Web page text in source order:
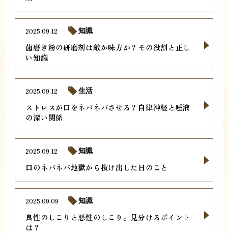
歯磨き粉の研磨剤は敵か味方か？その役割と正し
い知識
2025.09.12 知識
ストレスが口をネバネバさせる？自律神経と唾液
の深い関係
2025.09.12 生活
口のネバネバ地獄から抜け出した日のこと
2025.09.12 知識
良性のしこりと悪性のしこり。見分けるポイント
は？
2025.09.09 知識